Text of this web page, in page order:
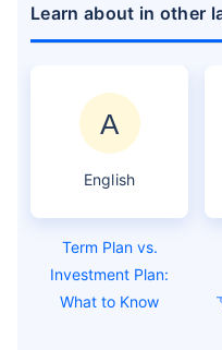
Learn about in other
English
Term Plan vs.
Investment Plan:
What to Know